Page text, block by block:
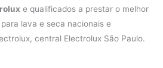
e qualificados a prestar o melhor
lava e seca nacionais e
central Electrolux São Paulo.